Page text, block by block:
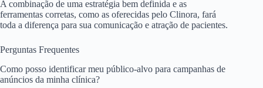
A combinação de uma estratégia bem definida e as
ferramentas corretas, como as oferecidas pelo Clinora, fará
toda a diferença para sua comunicação e atração de pacientes.
Perguntas Frequentes
Como posso identificar meu público-alvo para campanhas de
anúncios da minha clínica?